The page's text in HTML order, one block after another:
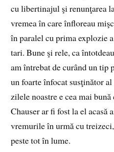
cu libertinajul şi renunţarea
vremea în care înfloreau
în paralel cu prima explozie
tari. Bune şi rele, ca
am întrebat de curând un tip
un foarte înfocat susţinător
zilele noastre e cea mai
Chauser ar fi fost la el acasă
vremurile în urmă cu
peste tot în lume.